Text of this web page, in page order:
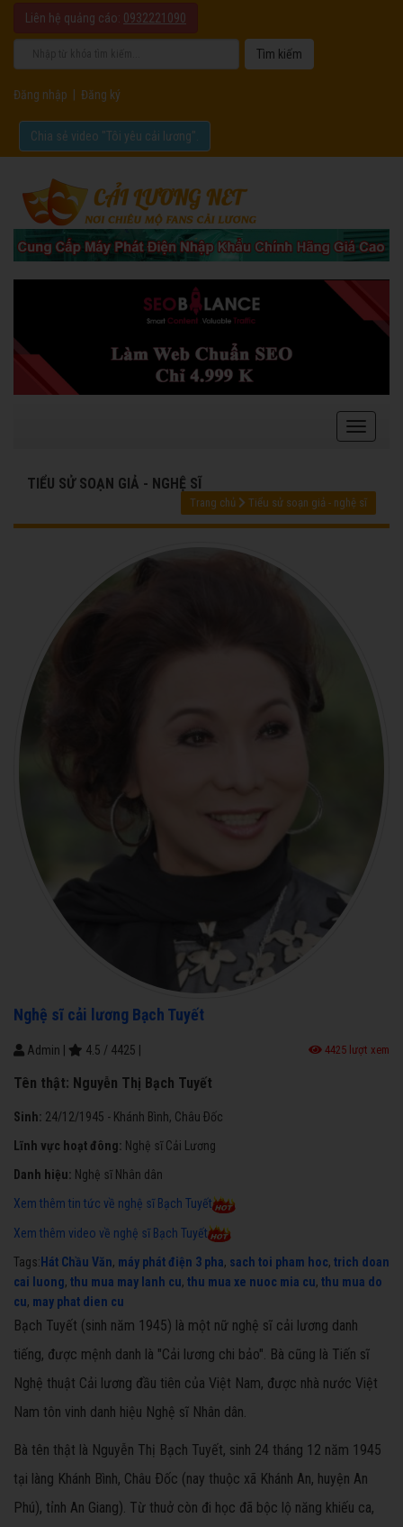
Liên hệ quảng cáo: 0932221090
Đăng nhập Đăng ký
Chia sẻ video "Tôi yêu cải lương".
TIỂU SỬ SOẠN GIẢ - NGHỆ SĨ
Trang chủ Tiểu sử soạn giả - nghệ sĩ
Nghệ sĩ cải lương Bạch Tuyết
Admin 4.5 / 4425 4425 lượt xem
Tên thật: Nguyễn Thị Bạch Tuyết
Sinh: 24/12/1945 - Khánh Bình, Châu Ðốc
Lĩnh vực hoạt đông: Nghệ sĩ Cải Lương
Danh hiệu: Nghệ sĩ Nhân dân
Xem thêm tin tức về nghệ sĩ Bạch Tuyết
Xem thêm video về nghệ sĩ Bạch Tuyết
Tags: Hát Chầu Văn, máy phát điện 3 pha, sach toi pham hoc, trich doan
cai luong, thu mua may lanh cu, thu mua xe nuoc mia cu, thu mua do
cu, may phat dien cu
Bạch Tuyết (sinh năm 1945) là một nữ nghệ sĩ cải lương danh
tiếng, được mệnh danh là "Cải lương chi bảo". Bà cũng là Tiến sĩ
Nghệ thuật Cải lương đầu tiên của Việt Nam, được nhà nước Việt
Nam tôn vinh danh hiệu Nghệ sĩ Nhân dân.
Bà tên thật là Nguyễn Thị Bạch Tuyết, sinh 24 tháng 12 năm 1945
tại làng Khánh Bình, Châu Ðốc (nay thuộc xã Khánh An, huyện An
Phú), tỉnh An Giang). Từ thuở còn đi học đã bộc lộ năng khiếu ca,